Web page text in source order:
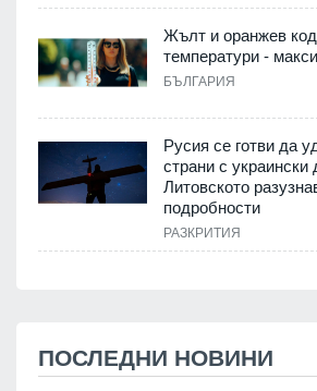
Жълт и оранжев код
температури -
БЪЛГАРИЯ
Русия се готви да
страни с украински
Литовското
подробности
РАЗКРИТИЯ
ПОСЛЕДНИ НОВИНИ